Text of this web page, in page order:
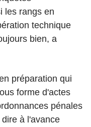
les rangs en
technique
bien, a
préparation qui
forme d'actes
pénales
à l'avance